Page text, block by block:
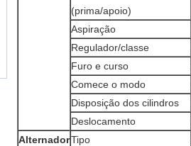
(prima/apoio)
Aspiração
Regulador/classe
Furo e curso
Comece o modo
Disposição dos cilindros
Deslocamento
AlternadorTipo